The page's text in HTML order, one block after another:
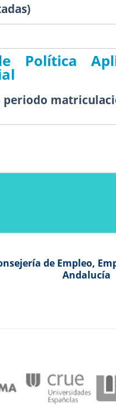
Política
periodo
de Empleo,
Andalucía